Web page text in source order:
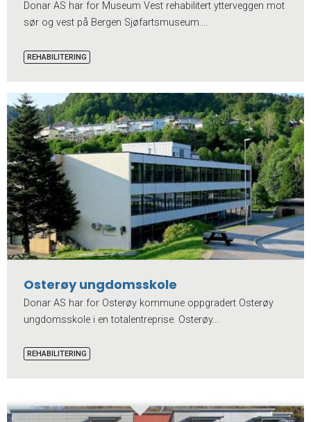
Donar AS har for Museum Vest rehabilitert ytterveggen mot
sør og vest på Bergen Sjøfartsmuseum....
REHABILITERING
Osterøy ungdomsskole
Donar AS har for Osterøy kommune oppgradert Osterøy
ungdomsskole i en totalentreprise. Osterøy...
REHABILITERING